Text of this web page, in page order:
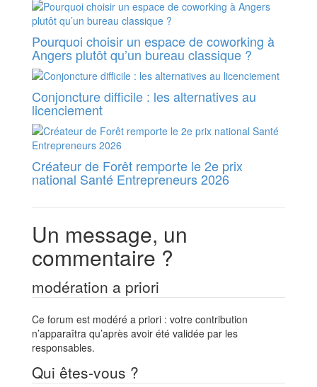
Pourquoi choisir un espace de coworking à
Angers plutôt qu’un bureau classique ?
Conjoncture difficile : les alternatives au
licenciement
Créateur de Forêt remporte le 2e prix
national Santé Entrepreneurs 2026
Un message, un
commentaire ?
modération a priori
Ce forum est modéré a priori : votre contribution
n’apparaîtra qu’après avoir été validée par les
responsables.
Qui êtes-vous ?